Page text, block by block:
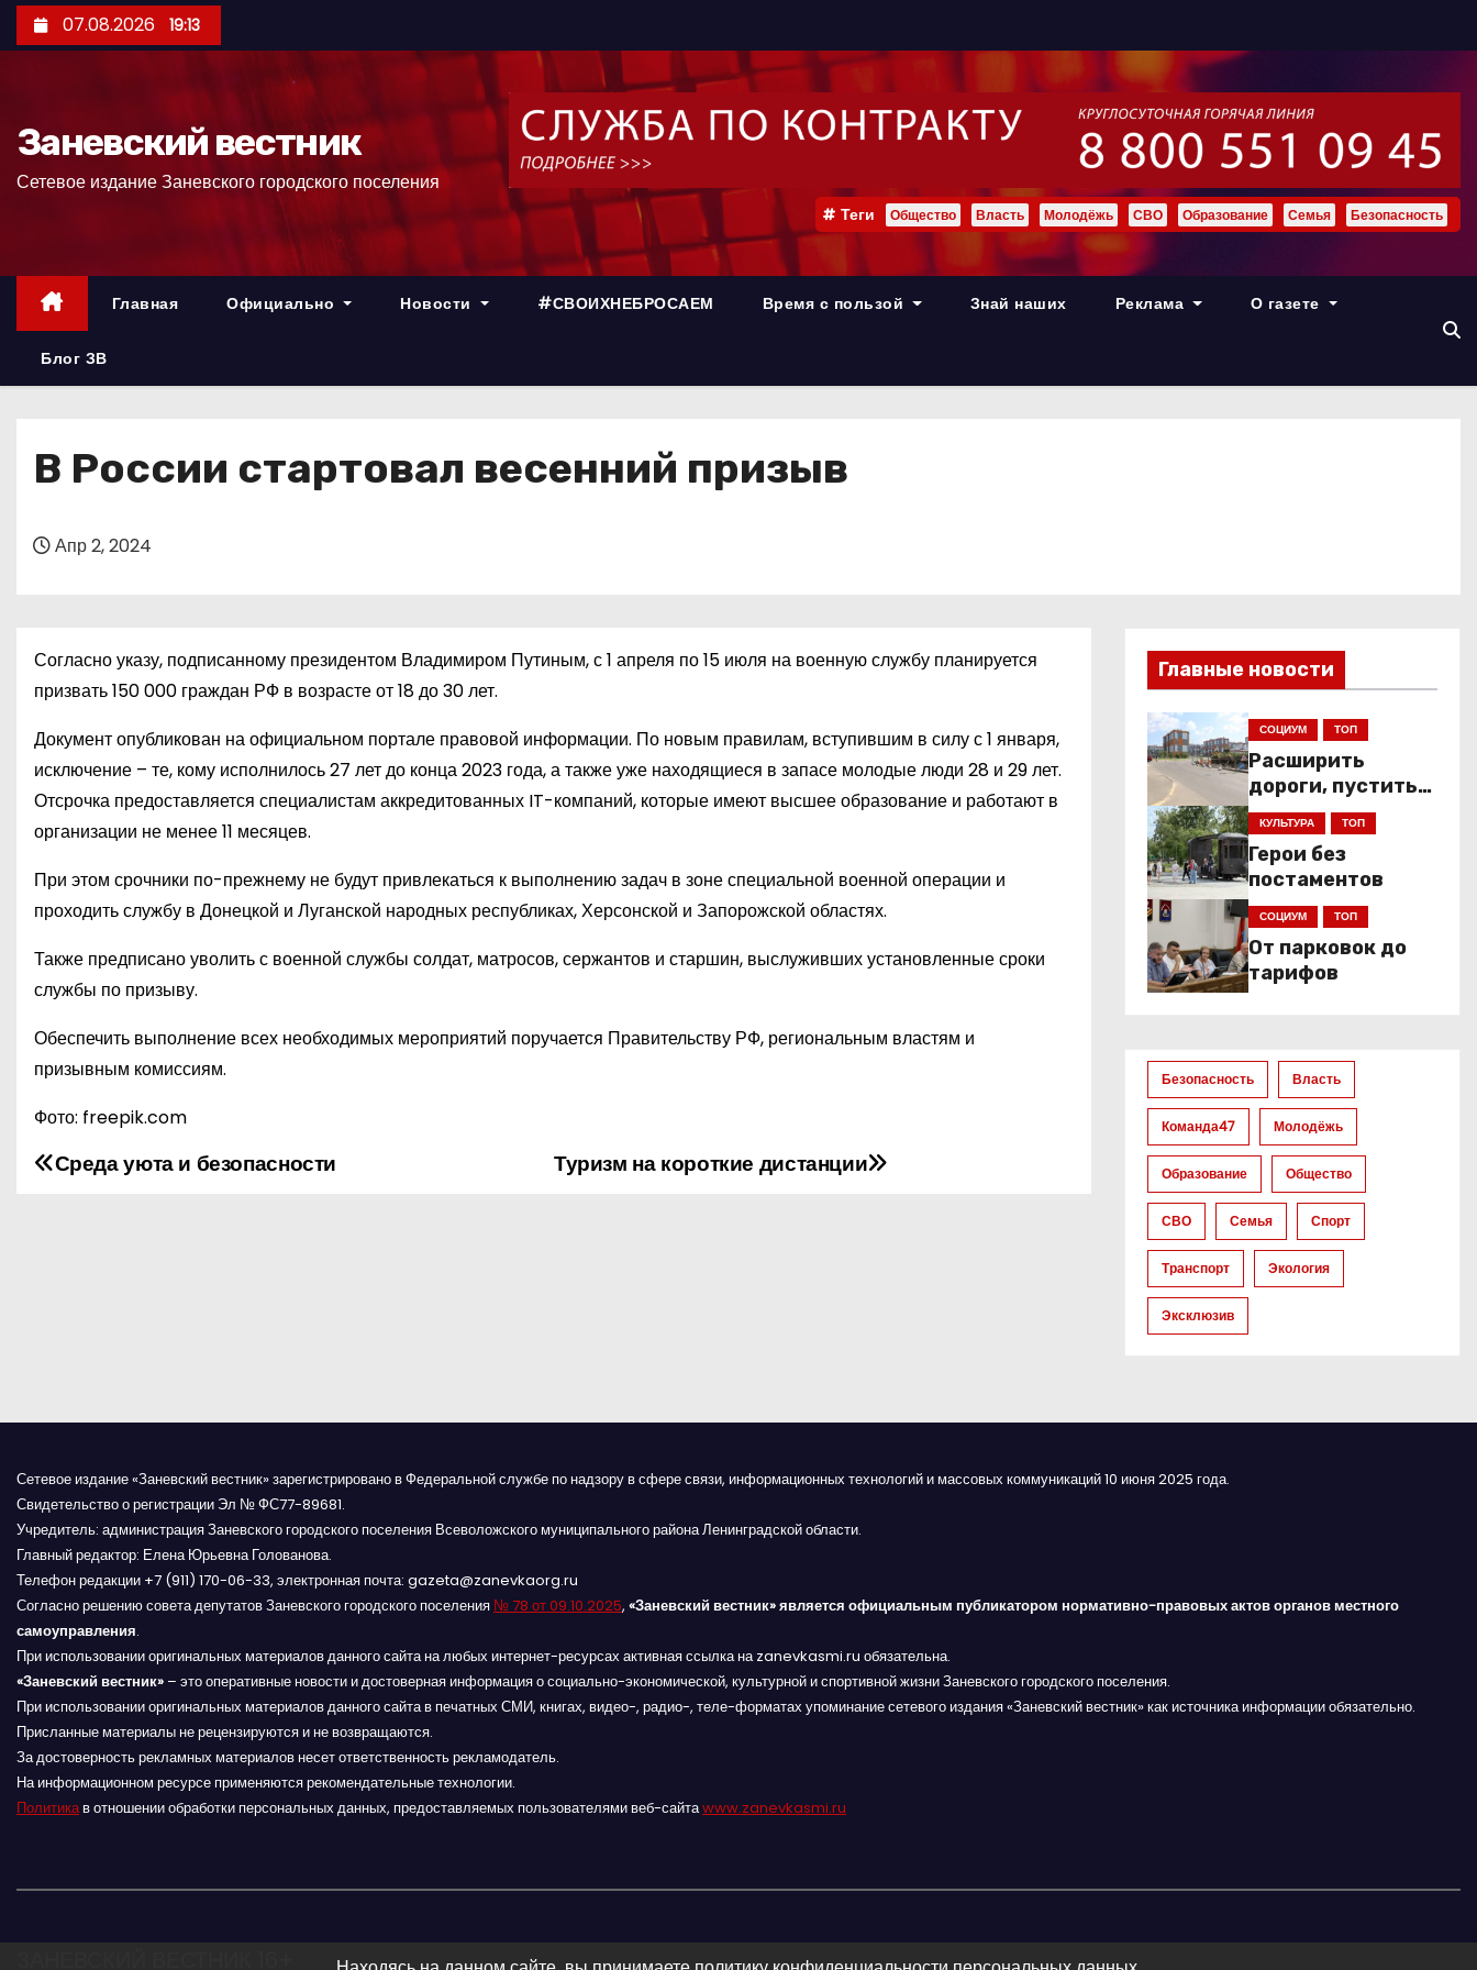
е
р
07.08.2026 19:13
Заневский вестник
Сетевое издание Заневского городского поселения
Теги Общество Власть Молодёжь СВО Образование Семья Безопасность
Главная Официально Новости #СВОИХНЕБРОСАЕМ Время с пользой Знай наших Реклама О газете
Блог ЗВ
В России стартовал весенний призыв
Апр 2, 2024
Согласно указу, подписанному президентом Владимиром Путиным, с 1 апреля по 15 июля на военную службу планируется
призвать 150 000 граждан РФ в возрасте от 18 до 30 лет.
Документ опубликован на официальном портале правовой информации. По новым правилам, вступившим в силу с 1 января,
исключение – те, кому исполнилось 27 лет до конца 2023 года, а также уже находящиеся в запасе молодые люди 28 и 29 лет.
Отсрочка предоставляется специалистам аккредитованных IT-компаний, которые имеют высшее образование и работают в
организации не менее 11 месяцев.
При этом срочники по-прежнему не будут привлекаться к выполнению задач в зоне специальной военной операции и
проходить службу в Донецкой и Луганской народных республиках, Херсонской и Запорожской областях.
Также предписано уволить с военной службы солдат, матросов, сержантов и старшин, выслуживших установленные сроки
службы по призыву.
Обеспечить выполнение всех необходимых мероприятий поручается Правительству РФ, региональным властям и
призывным комиссиям.
Фото: freepik.com
Н
и
я
п
о
з
а
п
и
Туризм на короткие дистанции
Среда уюта и безопасности
Главные новости
СОЦИУМ ТОП
Расширить
дороги, пустить
низкопольники
КУЛЬТУРА ТОП
Герои без
постаментов
СОЦИУМ ТОП
От парковок до
тарифов
Безопасность Власть
Команда47 Молодёжь
Образование Общество
СВО Семья Спорт
Транспорт Экология
Эксклюзив
Сетевое издание «Заневский вестник» зарегистрировано в Федеральной службе по надзору в сфере связи, информационных технологий и массовых коммуникаций 10 июня 2025 года.
Свидетельство о регистрации Эл № ФС77-89681.
Учредитель: администрация Заневского городского поселения Всеволожского муниципального района Ленинградской области.
Главный редактор: Елена Юрьевна Голованова.
Телефон редакции +7 (911) 170-06-33, электронная почта: gazeta@zanevkaorg.ru
Согласно решению совета депутатов Заневского городского поселения № 78 от 09.10.2025, «Заневский вестник» является официальным публикатором нормативно-правовых актов органов местного
самоуправления.
При использовании оригинальных материалов данного сайта на любых интернет-ресурсах активная ссылка на zanevkasmi.ru обязательна.
«Заневский вестник» – это оперативные новости и достоверная информация о социально-экономической, культурной и спортивной жизни Заневского городского поселения.
При использовании оригинальных материалов данного сайта в печатных СМИ, книгах, видео-, радио-, теле-форматах упоминание сетевого издания «Заневский вестник» как источника информации обязательно.
Присланные материалы не рецензируются и не возвращаются.
За достоверность рекламных материалов несет ответственность рекламодатель.
На информационном ресурсе применяются рекомендательные технологии.
Политикав отношении обработки персональных данных, предоставляемых пользователями веб-сайтаwww.zanevkasmi.ru